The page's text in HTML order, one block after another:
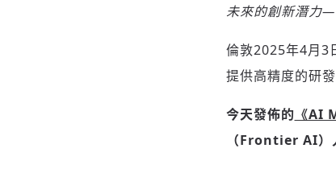
未來的創新潛力
倫敦2025年4月3
提供高精度的研
今天發佈的 《AI
（Frontier AI）